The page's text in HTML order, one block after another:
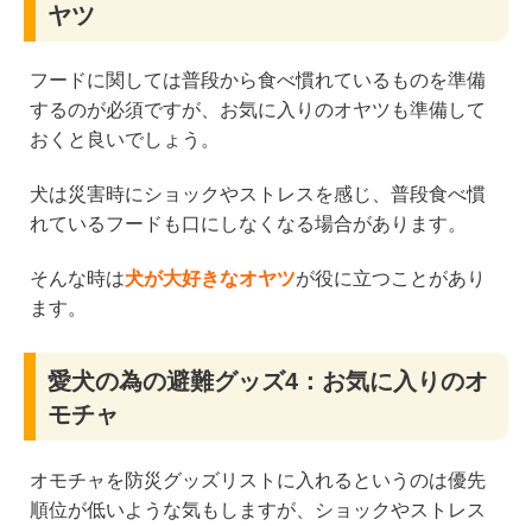
ヤツ
フードに関しては普段から食べ慣れているものを準備
するのが必須ですが、お気に入りのオヤツも準備して
おくと良いでしょう。
犬は災害時にショックやストレスを感じ、普段食べ慣
れているフードも口にしなくなる場合があります。
そんな時は犬が大好きなオヤツが役に立つことがあり
ます。
愛犬の為の避難グッズ4：お気に入りのオ
モチャ
オモチャを防災グッズリストに入れるというのは優先
順位が低いような気もしますが、ショックやストレス